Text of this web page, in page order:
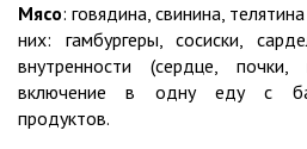
Мясо: говядина, свинина,
них: гамбургеры, сосиски,
внутренности (сердце,
включение в одну еду с
продуктов.